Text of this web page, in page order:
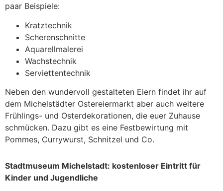
paar Beispiele:
Kratztechnik
Scherenschnitte
Aquarellmalerei
Wachstechnik
Serviettentechnik
Neben den wundervoll gestalteten Eiern findet ihr auf
dem Michelstädter Ostereiermarkt aber auch weitere
Frühlings- und Osterdekorationen, die euer Zuhause
schmücken. Dazu gibt es eine Festbewirtung mit
Pommes, Currywurst, Schnitzel und Co.
Stadtmuseum Michelstadt: kostenloser Eintritt für
Kinder und Jugendliche